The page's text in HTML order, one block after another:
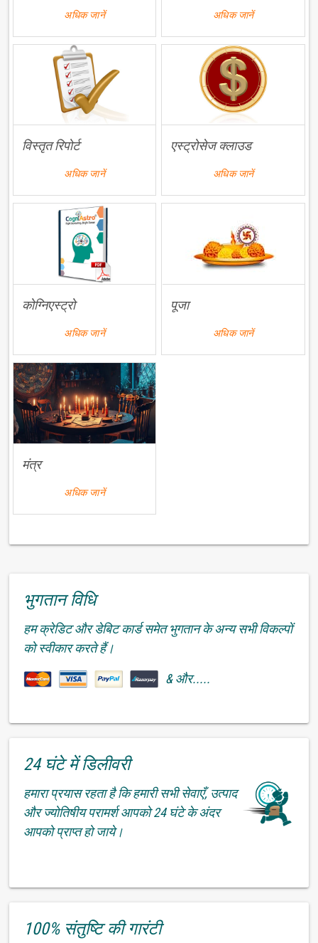
अधिक जानें अधिक जानें
विस्तृत रिपोर्ट
अधिक जानें
एस्ट्रोसेज क्लाउड
अधिक जानें
कोग्निएस्ट्रो
अधिक जानें
पूजा
अधिक जानें
मंत्र
अधिक जानें
भुगतान विधि
हम क्रेडिट और डेबिट कार्ड समेत भुगतान के अन्य सभी विकल्पों
को स्वीकार करते हैं।
& और.....
24 घंटे में डिलीवरी
हमारा प्रयास रहता है कि हमारी सभी सेवाएँ, उत्पाद
और ज्योतिषीय परामर्श आपको 24 घंटे के अंदर
आपको प्राप्त हो जाये।
100% संतुष्टि की गारंटी